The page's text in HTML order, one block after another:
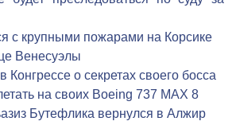
с крупными пожарами на Корсике
Венесуэлы
Конгрессе о секретах своего босса
на своих Boeing 737 MAX 8
Бутефлика вернулся в Алжир